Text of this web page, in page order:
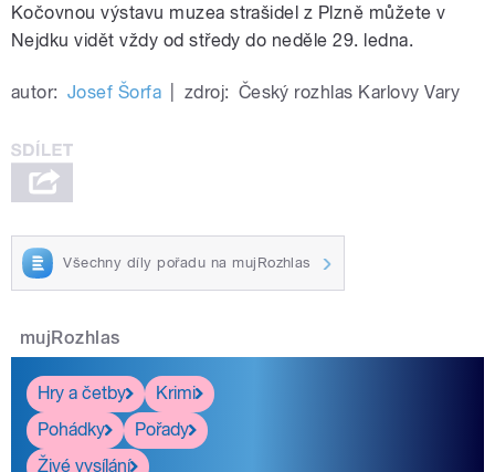
Kočovnou výstavu muzea strašidel z Plzně můžete v
Nejdku vidět vždy od středy do neděle 29. ledna.
autor: Josef Šorfa zdroj: Český rozhlas Karlovy Vary
Všechny díly pořadu na mujRozhlas
mujRozhlas
Hry a četby
Krimi
Pohádky
Pořady
Živé vysílání